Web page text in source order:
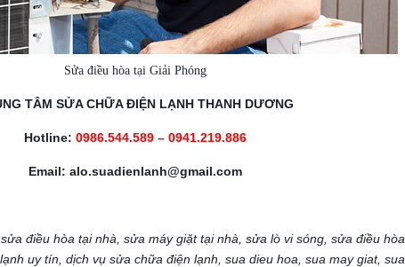
Sửa điều hòa tại Giải Phóng
TÂM SỬA CHỮA ĐIỆN LẠNH THANH DƯƠNG
Hotline: 0986.544.589 – 0941.219.886
Email: alo.suadienlanh@gmail.com
điều hòa tại nhà, sửa máy giặt tại nhà, sửa lò vi sóng, sửa điều hòa
uy tín, dịch vụ sửa chữa điện lạnh, sua dieu hoa, sua may giat, sua